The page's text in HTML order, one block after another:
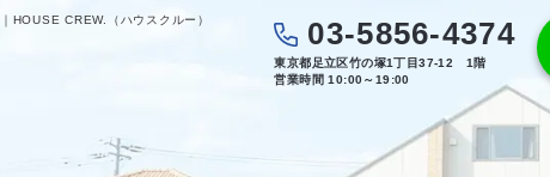
HOUSE CREW.（ハウスクルー） 03-5856-4374
東京都足立区竹の塚1丁目37-12 1階
営業時間 10:00～19:00